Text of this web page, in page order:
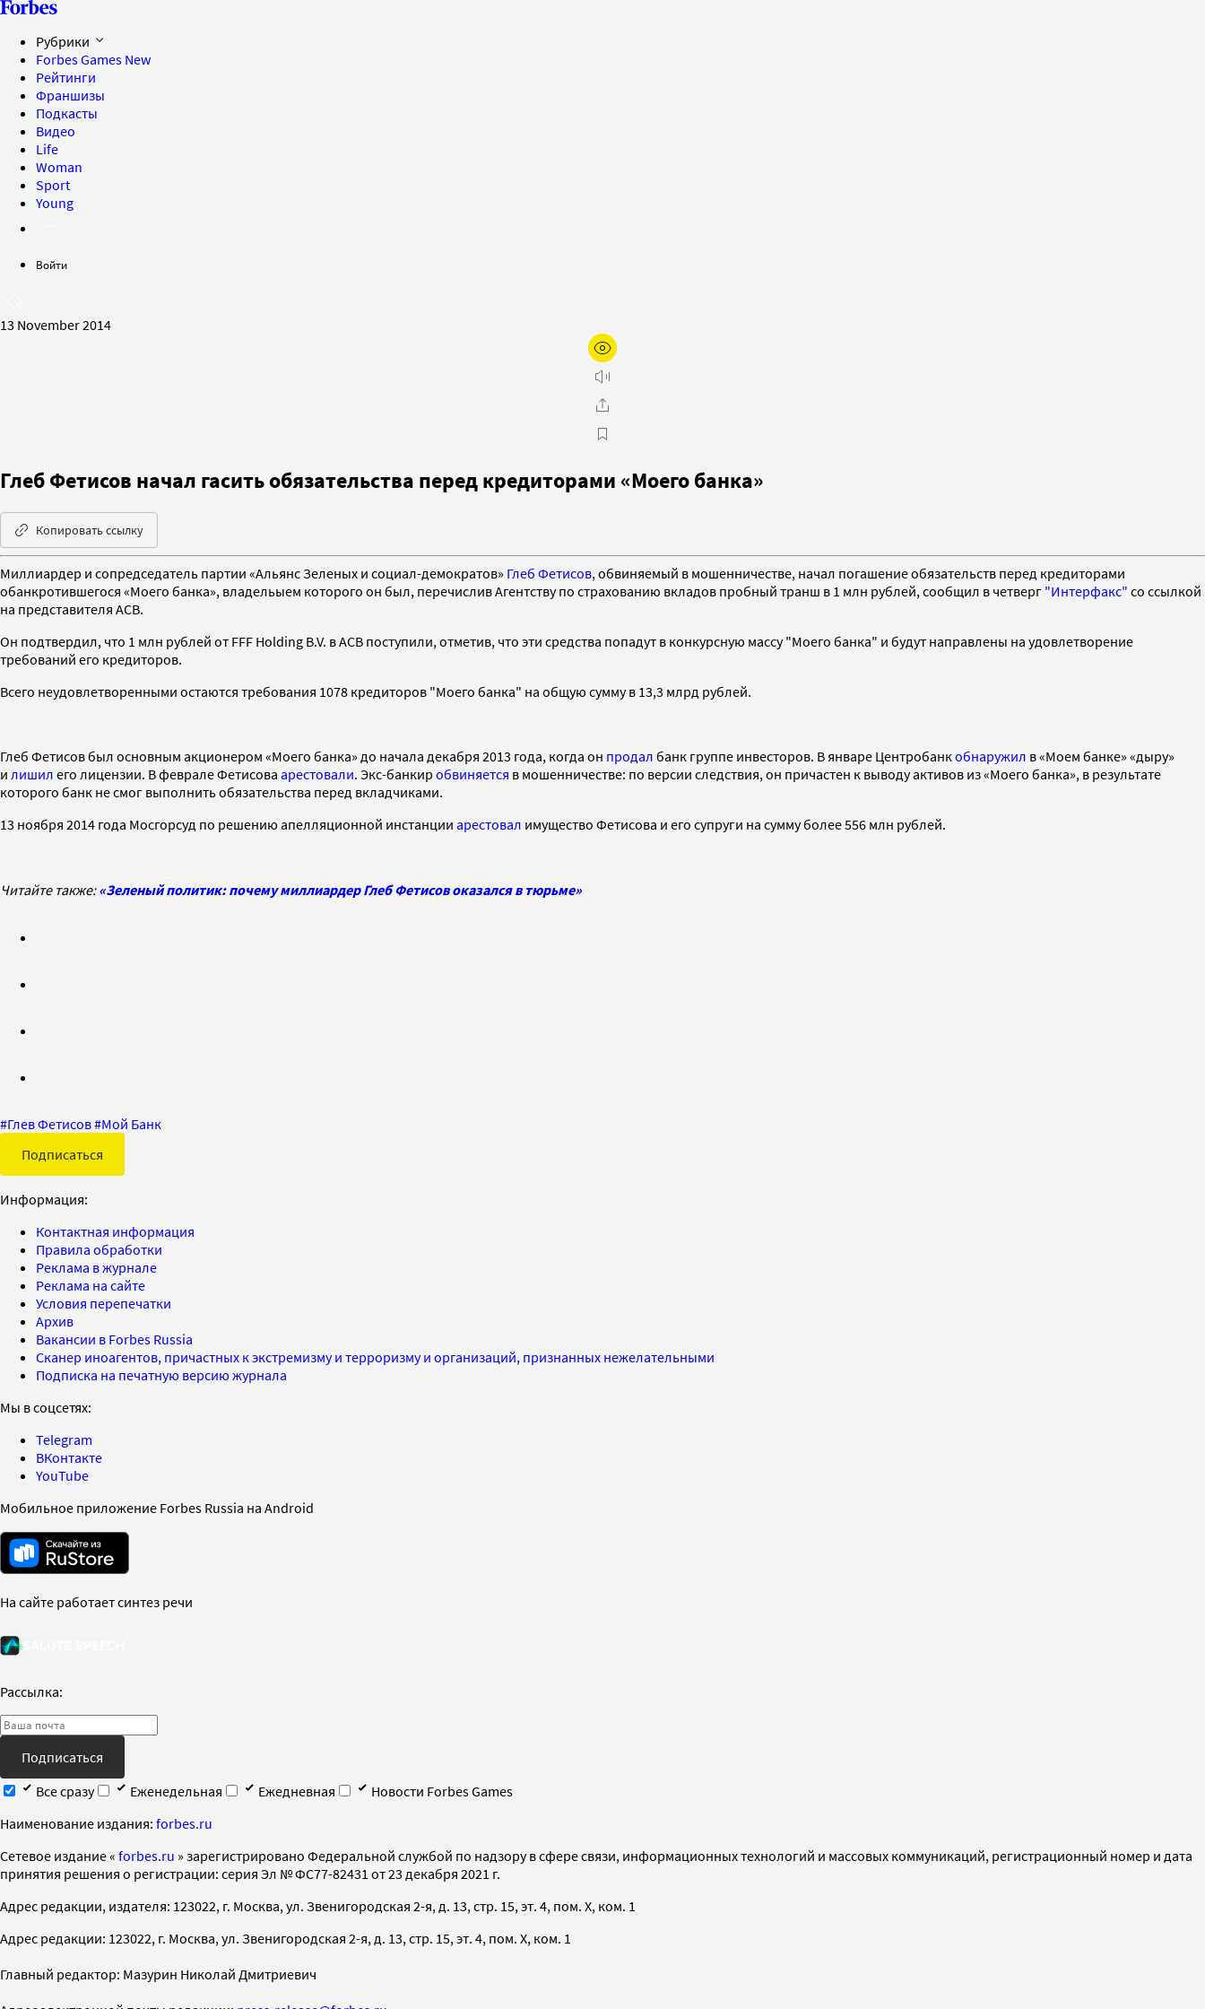
Рубрики
Forbes Games New
Рейтинги
Франшизы
Подкасты
Видео
Life
Woman
Sport
Young
Войти
13 November 2014
Глеб Фетисов начал гасить обязательства перед кредиторами «Моего банка»
Копировать ссылку
Миллиардер и сопредседатель партии «Альянс Зеленых и социал-демократов» Глеб Фетисов, обвиняемый в мошенничестве, начал погашение обязательств перед кредиторами
обанкротившегося «Моего банка», владельыем которого он был, перечислив Агентству по страхованию вкладов пробный транш в 1 млн рублей, сообщил в четверг "Интерфакс" со ссылкой
на представителя АСВ.
Он подтвердил, что 1 млн рублей от FFF Holding B.V. в АСВ поступили, отметив, что эти средства попадут в конкурсную массу "Моего банка" и будут направлены на удовлетворение
требований его кредиторов.
Всего неудовлетворенными остаются требования 1078 кредиторов "Моего банка" на общую сумму в 13,3 млрд рублей.
Глеб Фетисов был основным акционером «Моего банка» до начала декабря 2013 года, когда он продал банк группе инвесторов. В январе Центробанкобнаружил в «Моем банке» «дыру»
и лишил его лицензии. В феврале Фетисова арестовали. Экс-банкир обвиняется в мошенничестве: по версии следствия, он причастен к выводу активов из «Моего банка», в результате
которого банк не смог выполнить обязательства перед вкладчиками.
13 ноября 2014 года Мосгорсуд по решению апелляционной инстанции арестовал имущество Фетисова и его супруги на сумму более 556 млн рублей.
Читайте также:«Зеленый политик: почему миллиардер Глеб Фетисов оказался в тюрьме»
#Глев Фетисов#Мой Банк
Подписаться
Информация:
Контактная информация
Правила обработки
Реклама в журнале
Реклама на сайте
Условия перепечатки
Архив
Вакансии в Forbes Russia
Сканер иноагентов, причастных к экстремизму и терроризму и организаций, признанных нежелательными
Подписка на печатную версию журнала
Мы в соцсетях:
Telegram
ВКонтакте
YouTube
Мобильное приложение Forbes Russia на Android
На сайте работает синтез речи
Рассылка:
Подписаться
Все сразу
Еженедельная Ежедневная
Новости Forbes Games
Наименование издания: forbes.ru
Cетевое издание « forbes.ru » зарегистрировано Федеральной службой по надзору в сфере связи, информационных технологий и массовых коммуникаций, регистрационный номер и дата
принятия решения о регистрации: серия Эл № ФС77-82431 от 23 декабря 2021 г.
Адрес редакции, издателя: 123022, г. Москва, ул. Звенигородская 2-я, д. 13, стр. 15, эт. 4, пом. X, ком. 1
Адрес редакции: 123022, г. Москва, ул. Звенигородская 2-я, д. 13, стр. 15, эт. 4, пом. X, ком. 1
Главный редактор: Мазурин Николай Дмитриевич